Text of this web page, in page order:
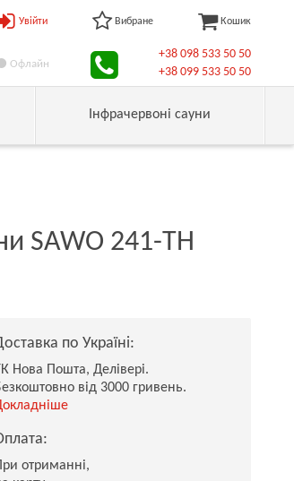
Увійти Вибране Кошик
Офлайн
+38 098 533 50 50
+38 099 533 50 50
Інфрачервоні сауни
SAWO 241-ТН
по Україні:
ТК Нова Пошта, Делівері.
від 3000 гривень.
При отриманні,